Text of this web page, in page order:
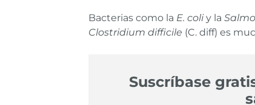
Bacterias como la E. coliy la
Clostridium difficile (C. diff) es
Suscríbase